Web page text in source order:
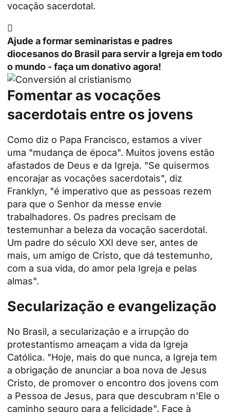
vocação sacerdotal.

Ajude a formar seminaristas e padres
diocesanos do Brasil para servir a Igreja em todo
o mundo - faça um donativo agora!
Fomentar as vocações
sacerdotais entre os jovens
Como diz o Papa Francisco, estamos a viver
uma "mudança de época". Muitos jovens estão
afastados de Deus e da Igreja. "Se quisermos
encorajar as vocações sacerdotais", diz
Franklyn, "é imperativo que as pessoas rezem
para que o Senhor da messe envie
trabalhadores. Os padres precisam de
testemunhar a beleza da vocação sacerdotal.
Um padre do século XXI deve ser, antes de
mais, um amigo de Cristo, que dá testemunho,
com a sua vida, do amor pela Igreja e pelas
almas".
Secularização e evangelização
No Brasil, a secularização e a irrupção do
protestantismo ameaçam a vida da Igreja
Católica. "Hoje, mais do que nunca, a Igreja tem
a obrigação de anunciar a boa nova de Jesus
Cristo, de promover o encontro dos jovens com
a Pessoa de Jesus, para que descubram n'Ele o
caminho seguro para a felicidade". Face à